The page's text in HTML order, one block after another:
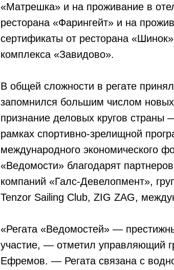
«Матрешка» и на проживание в
ресторана «Фарингейт» и на
сертификаты от ресторана
комплекса «Завидово».
В общей сложности в регате
запомнился большим числом
признание деловых кругов
рамках спортивно-зрелищной
международного экономического
«Ведомости» благодарят
компаний «Галс-Девелопмент»,
Tenzor Sailing Club, ZIG ZAG,
«Регата «Ведомостей» —
участие, — отметил управляющий
Ефремов. — Регата связана с